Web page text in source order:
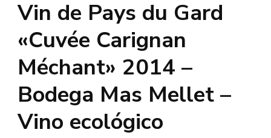
Vin de Pays du Gard
«Cuvée Carignan
Méchant» 2014 –
Bodega Mas Mellet –
Vino ecológico